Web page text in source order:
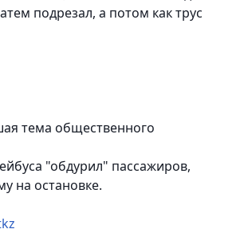
подрезал, а потом как трус
тема общественного
"обдурил" пассажиров,
на остановке.